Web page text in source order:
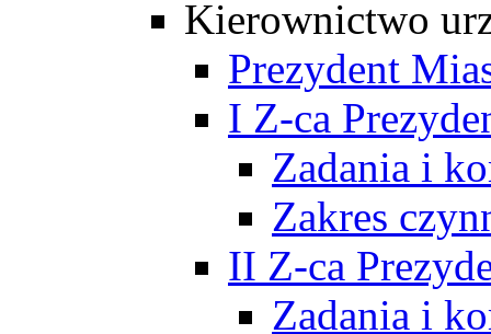
Kierownictwo
Prezydent
I Z-ca
Zadania i
Zakres
II Z-ca
Zadania i